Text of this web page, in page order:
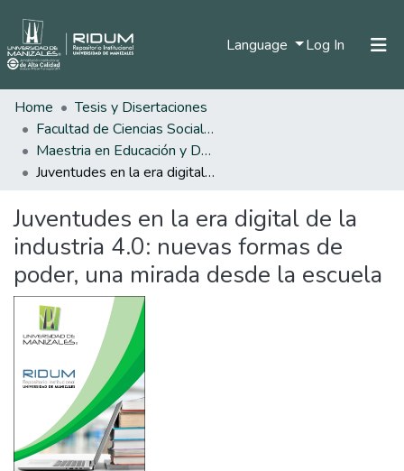
Language Log In (current)
Statistics
Home
Tesis y Disertaciones
Facultad de Ciencias Sociales y Humanas
Maestria en Educación y Desarrollo Humano
Juventudes en la era digital de la industria 4.0: nuevas formas de poder, una mirada desde la escuela
Juventudes en la era digital de la
industria 4.0: nuevas formas de
poder, una mirada desde la escuela